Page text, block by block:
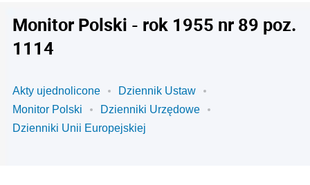
Monitor Polski - rok 1955 nr 89 poz.
1114
Akty ujednolicone
Dziennik Ustaw
Monitor Polski
Dzienniki Urzędowe
Dzienniki Unii Europejskiej